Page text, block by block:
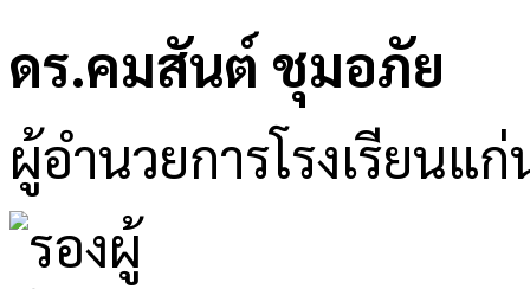
ดร.คมสันต์ ชุมอภัย
ผู้อำนวยการโรงเรียนแ